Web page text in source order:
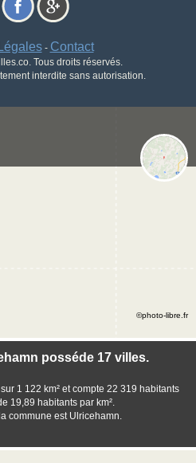
- Contact
Tous droits réservés.
interdite sans autorisation.
posséde 17 villes.
1 122 km² et compte 22 319 habitants
19,89 habitants par km².
commune est Ulricehamn.
©photo-libre.fr